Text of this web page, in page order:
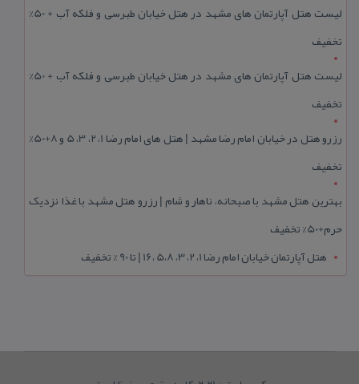
لیست هتل آپارتمان های مشهد در هتل خیابان طبرسی و فلکه آب + 50%
تخفیف
لیست هتل آپارتمان های مشهد در هتل خیابان طبرسی و فلکه آب + 50%
تخفیف
رزرو هتل در خیابان امام رضا مشهد | هتل‌ های امام رضا 1، 2، 3، 5 و 8+50%
تخفیف
بهترین هتل مشهد با صبحانه، ناهار و شام | رزرو هتل مشهد با غذا نزدیک
حرم+50% تخفیف
هتل آپارتمان خیابان امام رضا 1، 2، 3، 5،8 ،16 | تا 90 % تخفیف